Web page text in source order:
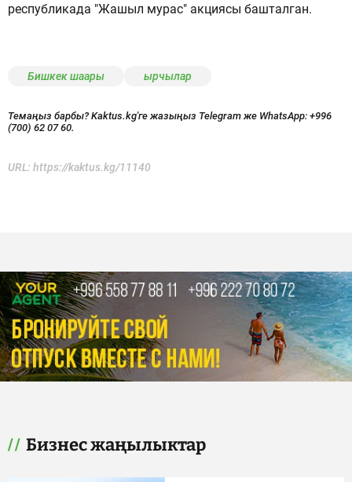
республикада "Жашыл мурас" акциясы башталган.
Бишкек шаары ырчылар
Темаңыз барбы? Kaktus.kg'ге жазыңыз Telegram же WhatsApp: +996
(700) 62 07 60.
URL: https://kaktus.kg/11140
Бизнес жаңылыктар